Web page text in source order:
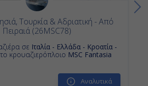
Τουρκία & Αδριατική - Από
Πειραιά (26MSC78)
σε Ιταλία - Ελλάδα - Κροατία -
κρουαζιερόπλοιο MSC Fantasia
Αναλυτικά